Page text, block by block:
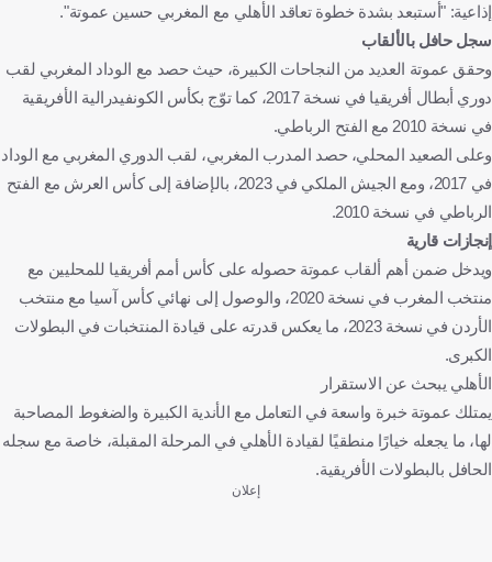
إذاعية: "أستبعد بشدة خطوة تعاقد الأهلي مع المغربي حسين عموتة".
سجل حافل بالألقاب
وحقق عموتة العديد من النجاحات الكبيرة، حيث حصد مع الوداد المغربي لقب
دوري أبطال أفريقيا في نسخة 2017، كما توّج بكأس الكونفيدرالية الأفريقية
في نسخة 2010 مع الفتح الرباطي.
وعلى الصعيد المحلي، حصد المدرب المغربي، لقب الدوري المغربي مع الوداد
في 2017، ومع الجيش الملكي في 2023، بالإضافة إلى كأس العرش مع الفتح
الرباطي في نسخة 2010.
إنجازات قارية
ويدخل ضمن أهم ألقاب عموتة حصوله على كأس أمم أفريقيا للمحليين مع
منتخب المغرب في نسخة 2020، والوصول إلى نهائي كأس آسيا مع منتخب
الأردن في نسخة 2023، ما يعكس قدرته على قيادة المنتخبات في البطولات
الكبرى.
الأهلي يبحث عن الاستقرار
يمتلك عموتة خبرة واسعة في التعامل مع الأندية الكبيرة والضغوط المصاحبة
لها، ما يجعله خيارًا منطقيًا لقيادة الأهلي في المرحلة المقبلة، خاصة مع سجله
الحافل بالبطولات الأفريقية.
إعلان